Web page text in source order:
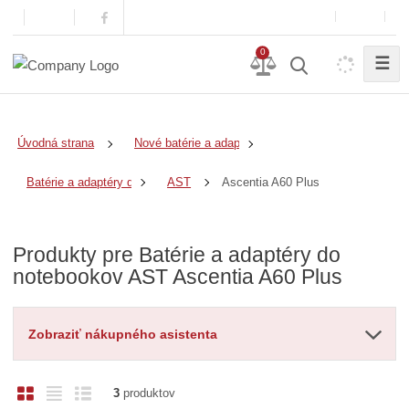
0
☰
Úvodná strana Nové batérie a adaptéry
Batérie a adaptéry do notebookov
AST Ascentia A60 Plus
Produkty pre Batérie a adaptéry do
notebookov AST Ascentia A60 Plus
Zobraziť nákupného asistenta
O
R
3produktov